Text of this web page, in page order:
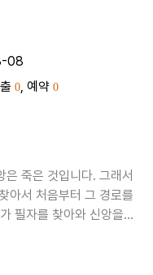
08
0 , 예약 0
죽은 것입니다. 그래서
아서 처음부터 그 경로를
필자를 찾아와 신앙을